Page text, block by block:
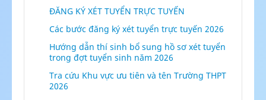
ĐĂNG KÝ XÉT TUYỂN TRỰC TUYẾN
Các bước đăng ký xét tuyển trực tuyến 2026
Hướng dẫn thí sinh bổ sung hồ sơ xét tuyển
trong đợt tuyển sinh năm 2026
Tra cứu Khu vực ưu tiên và tên Trường THPT
2026